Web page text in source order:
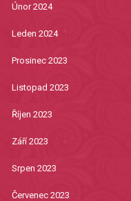
Únor 2024
Leden 2024
Prosinec 2023
Listopad 2023
Říjen 2023
Září 2023
Srpen 2023
Červenec 2023